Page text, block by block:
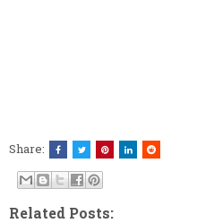
Share:
Related Posts: